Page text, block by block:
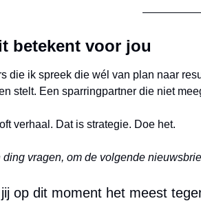
betekent voor jou
die ik spreek die wél van plan naar
stelt. Een sparringpartner die niet
verhaal. Dat is strategie. Doe het.
ding vragen, om de volgende
op dit moment het meest